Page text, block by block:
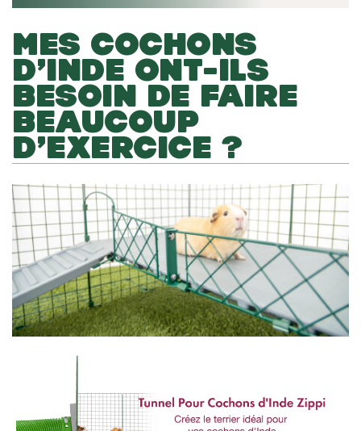
MES COCHONS
D’INDE ONT-ILS
BESOIN DE FAIRE
BEAUCOUP
D’EXERCICE ?